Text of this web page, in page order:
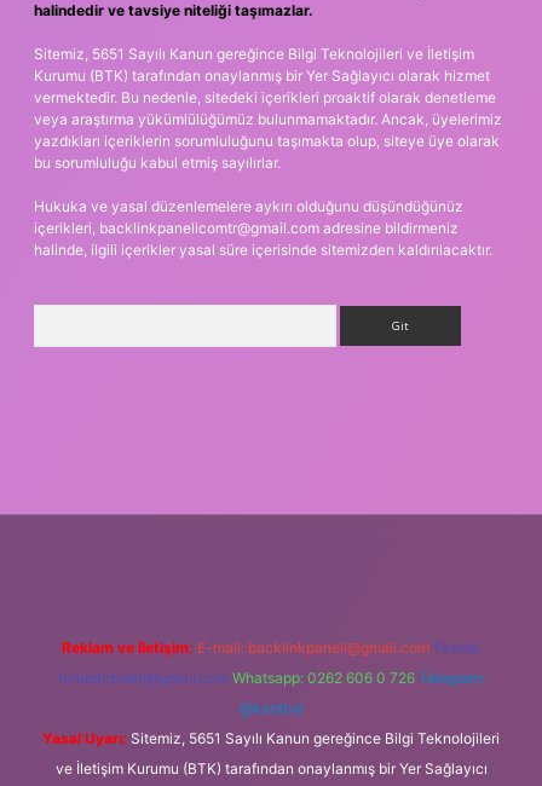
halindedir ve tavsiye niteliği taşımazlar.
Sitemiz, 5651 Sayılı Kanun gereğince Bilgi Teknolojileri ve İletişim
Kurumu (BTK) tarafından onaylanmış bir Yer Sağlayıcı olarak hizmet
vermektedir. Bu nedenle, sitedeki içerikleri proaktif olarak denetleme
veya araştırma yükümlülüğümüz bulunmamaktadır. Ancak, üyelerimiz
yazdıkları içeriklerin sorumluluğunu taşımakta olup, siteye üye olarak
bu sorumluluğu kabul etmiş sayılırlar.
Hukuka ve yasal düzenlemelere aykırı olduğunu düşündüğünüz
içerikleri, backlinkpanelicomtr@gmail.com adresine bildirmeniz
halinde, ilgili içerikler yasal süre içerisinde sitemizden kaldırılacaktır.
Reklam ve İletişim: E-mail: backlinkpaneli@gmail.com Teams:
forumhizmeti@gmail.com Whatsapp: 0262 606 0 726 Telegram:
@karabul
Yasal Uyarı: Sitemiz, 5651 Sayılı Kanun gereğince Bilgi Teknolojileri
ve İletişim Kurumu (BTK) tarafından onaylanmış bir Yer Sağlayıcı